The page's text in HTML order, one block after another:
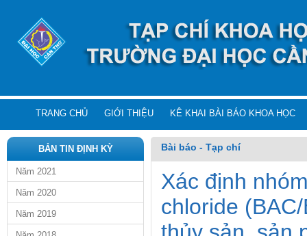
TRANG CHỦ GIỚI THIỆU KÊ KHAI BÀI BÁO KHOA HỌC
BẢN TIN ĐỊNH KỲ
Năm 2021
Năm 2020
Năm 2019
Bài báo - Tạp chí
Xác định
chloride